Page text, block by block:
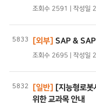
조회수 2591 | 작성
5833 [외부] SAP & SAP
조회수 2695 | 작성
5832 [일반] [지능형로
위한 교과목 안내